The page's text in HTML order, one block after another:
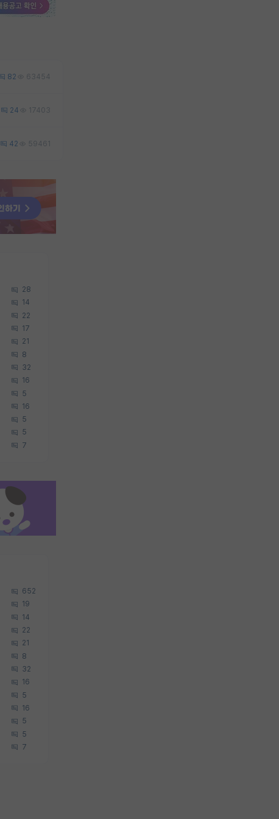
82 63454
24 17403
42 59461
28
14
22
17
21
8
32
16
5
16
5
5
7
652
19
14
22
21
8
32
16
5
16
5
5
7